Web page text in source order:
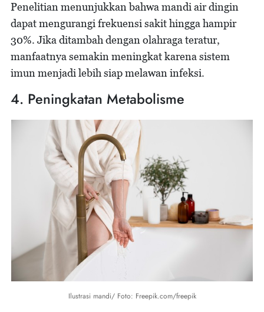
Penelitian menunjukkan bahwa mandi air dingin
dapat mengurangi frekuensi sakit hingga hampir
30%. Jika ditambah dengan olahraga teratur,
manfaatnya semakin meningkat karena sistem
imun menjadi lebih siap melawan infeksi.
4. Peningkatan Metabolisme
Ilustrasi mandi/ Foto: Freepik.com/freepik